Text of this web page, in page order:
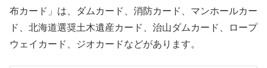
布カード」は、ダムカード、消防カード、マンホールカー
ド、北海道選奨土木遺産カード、治山ダムカード、ロープ
ウェイカード、ジオカードなどがあります。